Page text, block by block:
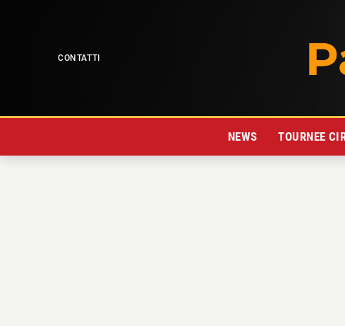
CONTATTI
NEWS TOURNEE